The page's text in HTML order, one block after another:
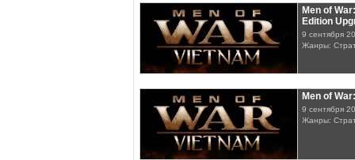
Men of
Edition
9 сентября
Жанры:
Men of
9 сентября
Жанры: